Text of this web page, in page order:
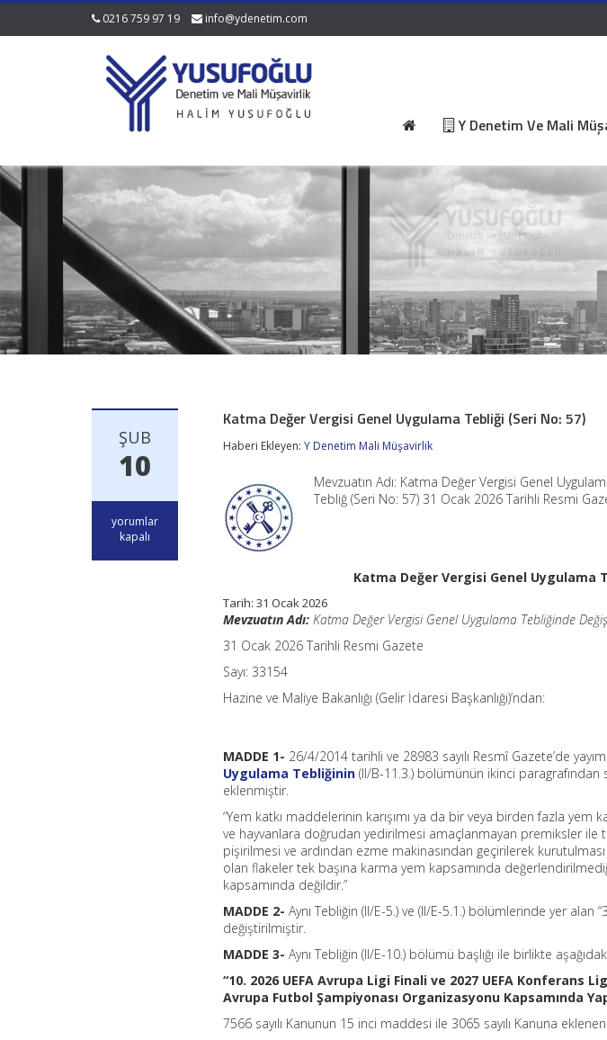
0216 759 97 19 info@ydenetim.com
Y Denetim Ve Mali
ŞUB
10
Katma
Değer
yorumlar
kapalı
Katma Değer Vergisi Genel Uygulama Tebliği (Seri No: 57)
Haberi Ekleyen:Y Denetim Mali Müşavirlik
Mevzuatın Adı: Katma Değer Vergisi Genel
Tebliğ (Seri No: 57) 31 Ocak 2026 Tarihli Resmi
Katma Değer Vergisi Genel Uygulama
Tarih:31 Ocak 2026
Mevzuatın Adı: Katma Değer Vergisi Genel Uygulama Tebliğinde
31 Ocak 2026 Tarihli Resmi Gazete
Sayı: 33154
Hazine ve Maliye Bakanlığı (Gelir İdaresi Başkanlığı)’ndan:
MADDE 1- 26/4/2014 tarihli ve 28983 sayılı Resmî Gazete’de
Uygulama Tebliğinin (II/B-11.3.) bölümünün ikinci
eklenmiştir.
“Yem katkı maddelerinin karışımı ya da bir veya birden fazla yem
ve hayvanlara doğrudan yedirilmesi amaçlanmayan premiksler ile
pişirilmesi ve ardından ezme makinasından geçirilerek
olan flakeler tek başına karma yem kapsamında
kapsamında değildir.”
MADDE 2-Aynı Tebliğin (II/E-5.) ve (II/E-5.1.) bölümlerinde yer
değiştirilmiştir.
MADDE 3-Aynı Tebliğin (II/E-10.) bölümü başlığı ile birlikte
“10. 2026 UEFA Avrupa Ligi Finali ve 2027 UEFA Konferans
Avrupa Futbol Şampiyonası Organizasyonu Kapsamında
7566 sayılı Kanunun 15 inci maddesi ile 3065 sayılı Kanuna